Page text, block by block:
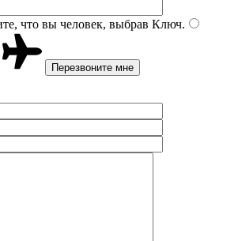
что вы человек, выбрав Ключ.